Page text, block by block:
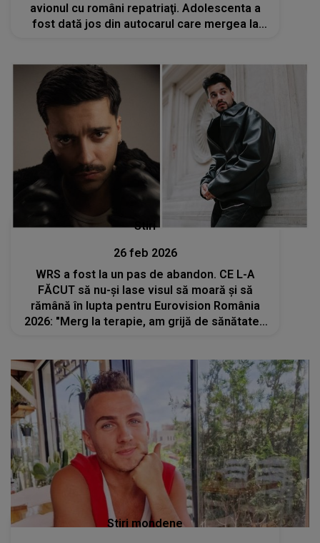
avionul cu români repatriaţi. Adolescenta a
fost dată jos din autocarul care mergea la
Stiri
26 feb 2026
WRS a fost la un pas de abandon. CE L-A
FĂCUT să nu-și lase visul să moară și să
rămână în lupta pentru Eurovision România
2026: "Merg la terapie, am grijă de sănătatea
Stiri mondene